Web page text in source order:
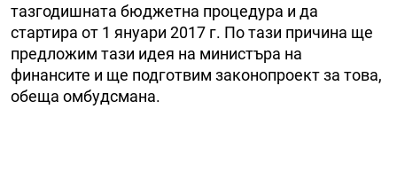
тазгодишната бюджетна процедура и да
стартира от 1 януари 2017 г. По тази причина ще
предложим тази идея на министъра на
финансите и ще подготвим законопроект за това,
обеща омбудсмана.